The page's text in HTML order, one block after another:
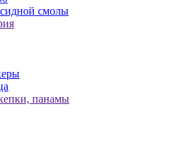
смолы
панамы